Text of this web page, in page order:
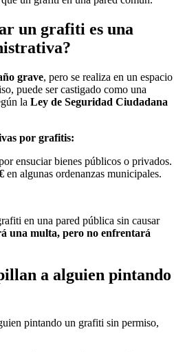
un grafiti es una
grave, pero se realiza en un espacio
puede ser castigado como una
la Ley de Seguridad Ciudadana
por grafitis:
ensuciar bienes públicos o privados.
en algunas ordenanzas municipales.
en una pared pública sin causar
una multa, pero no enfrentará
a alguien pintando
pintando un grafiti sin permiso,